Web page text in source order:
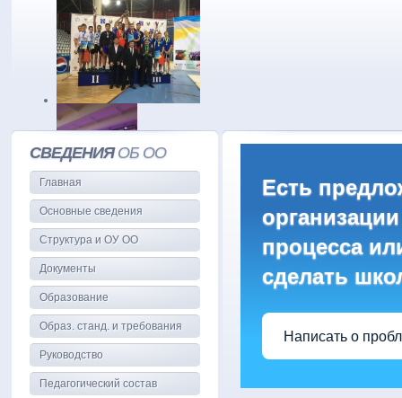
Есть
процесса
сделать
Написать о
СВЕДЕНИЯОБ ОО
Главная
Основные сведения
Структура и ОУ ОО
Документы
Образование
Образ. станд. и требования
Руководство
Педагогический состав